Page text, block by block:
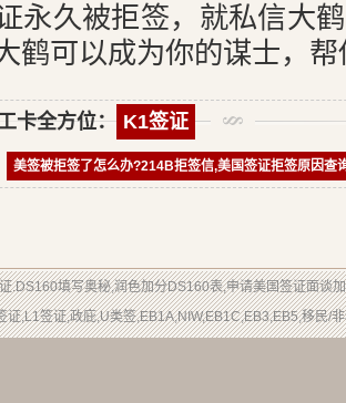
永久被拒签，就私信大
鹤可以成为你的谋士，
卡全方位： K1签证
美签被拒签了怎么办?214B拒签信,美国签证拒签原因查
.DS160填写奥秘,润色加分DS160表,申请美国签证面谈
证,L1签证,政庇,U类签,EB1A,NIW,EB1C,EB3,EB5,移民/